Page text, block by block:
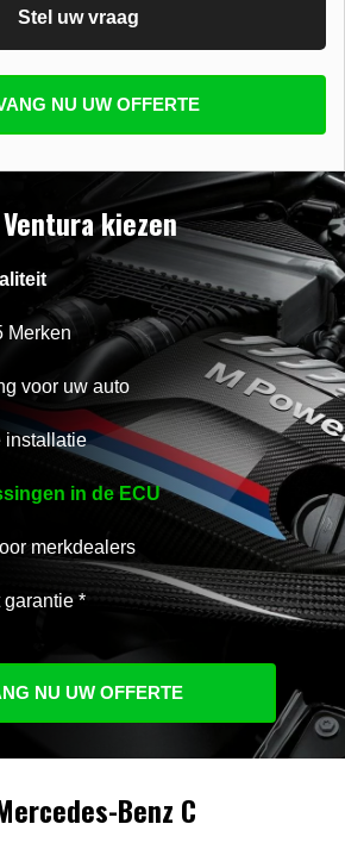
Stel uw vraag
NU UW OFFERTE
Benz C
kiezen
Merken
voor uw auto
installatie
in de ECU
merkdealers
garantie *
NU UW OFFERTE